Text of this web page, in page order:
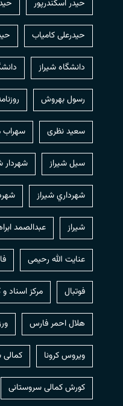
حیدر اسکندرپور
حیدرعلی کامیاب
دانشگاه شیراز
رسول بهروش
سعید نظری سهراب
سیل شیراز شهردار
شهرداري شيراز
شیراز عبدالصمد
عنایت الله رحیمی
فوتبال مرکز اسناد
هلال احمر فارس
ویروس کرونا
کورش کمالی سروستانی